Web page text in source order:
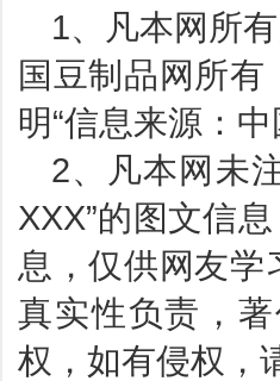
1、凡本网所
国豆制品网所
明“信息来源：中
2、凡本网未
XXX”的图文信
息，仅供网友学
真实性负责，
权，如有侵权，